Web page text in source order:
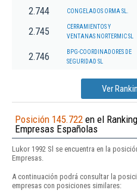
2.744 CONGELADOS ORMA SL.
2.745
CERRAMIENTOS Y
VENTANAS NORTERMIC SL
2.746
BPG-COORDINADORES DE
SEGURIDAD SL
Ver
Posición 145.722 en el
Empresas Españolas
Lukor 1992 Sl se encuentra en la
Empresas.
A continuación podrá consultar la
empresas con posiciones similares: